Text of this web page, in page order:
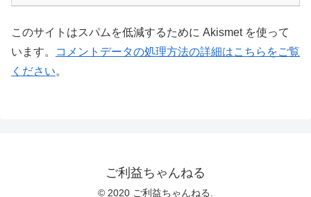
このサイトはスパムを低減するために Akismet を使って
います。
コメントデータの処理方法の詳細はこちらをご覧
ください。
ご利益ちゃんねる
© 2020 ご利益ちゃんねる.